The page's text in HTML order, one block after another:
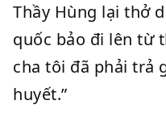
Thầy Hùng lại thở
quốc bảo đi lên từ
cha tôi đã phải trả
huyết.”